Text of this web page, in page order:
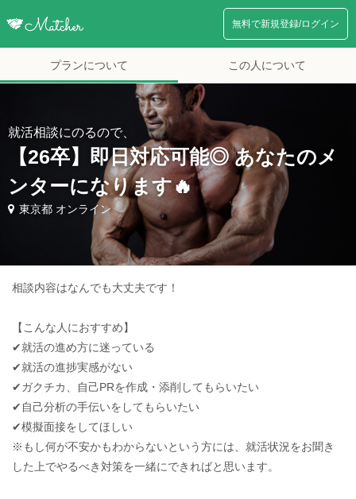
無料で新規登録/ログイン
プランについて この人について
就活相談にのるので、
【26卒】即日対応可能◎ あなたのメ
ンターになります🔥
東京都 オンライン
相談内容はなんでも大丈夫です！
【こんな人におすすめ】
✔︎就活の進め方に迷っている
✔︎就活の進捗実感がない
✔︎ガクチカ、自己PRを作成・添削してもらいたい
✔︎自己分析の手伝いをしてもらいたい
✔︎模擬面接をしてほしい
※もし何が不安かもわからないという方には、就活状況をお聞き
した上でやるべき対策を一緒にできればと思います。